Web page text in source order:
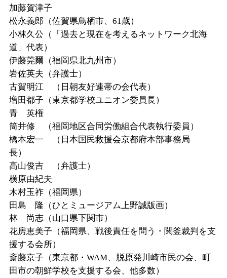
加藤賀津子
松永義郎（佐賀県鳥栖市、 61歳）
小林久公（「過去と現在を考えるネットワーク北海
道」代表）
伊藤莞爾（福岡県北九州市）
岩佐英夫（弁護士）
古賀明江 （日朝友好連帯の会代表）
増田都子（東京都学校ユニオン委員長）
青 英権
筒井修 （福岡地区合同労働組合代表執行委員）
橋本宏一 （日本国民救援会京都府本部事務局
長）
高山俊吉 （弁護士）
横原由紀夫
木村玉祚（福岡県）
田島 隆（ひとミュージアム上野誠版画）
林 尚志（山口県下関市）
花房恵美子（福岡県、戦後責任を問う・関釜裁判を支
援する会所）
斎藤京子（東京都・ WAM、脱原発川崎市民の会、町
田市の朝鮮学校を支援する会、他多数）